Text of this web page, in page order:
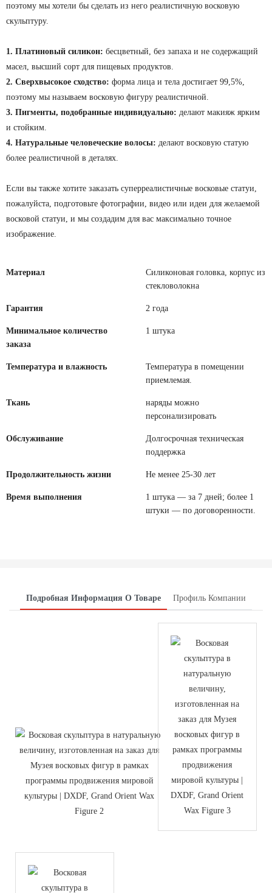
поэтому мы хотели бы сделать из него реалистичную восковую
скульптуру.
1. Платиновый силикон: бесцветный, без запаха и не содержащий
масел, высший сорт для пищевых продуктов.
2. Сверхвысокое сходство: форма лица и тела достигает 99,5%,
поэтому мы называем восковую фигуру реалистичной.
3. Пигменты, подобранные индивидуально: делают макияж ярким
и стойким.
4. Натуральные человеческие волосы: делают восковую статую
более реалистичной в деталях.
Если вы также хотите заказать суперреалистичные восковые статуи,
пожалуйста, подготовьте фотографии, видео или идеи для желаемой
восковой статуи, и мы создадим для вас максимально точное
изображение.
Материал
Силиконовая головка, корпус из
стекловолокна
Гарантия 2 года
Минимальное количество
заказа
1 штука
Температура и влажность
Температура в помещении
приемлемая.
Ткань
наряды можно
персонализировать
Обслуживание
Долгосрочная техническая
поддержка
Продолжительность жизни Не менее 25-30 лет
Время выполнения
1 штука — за 7 дней; более 1
штуки — по договоренности.
Подробная Информация О Товаре Профиль Компании